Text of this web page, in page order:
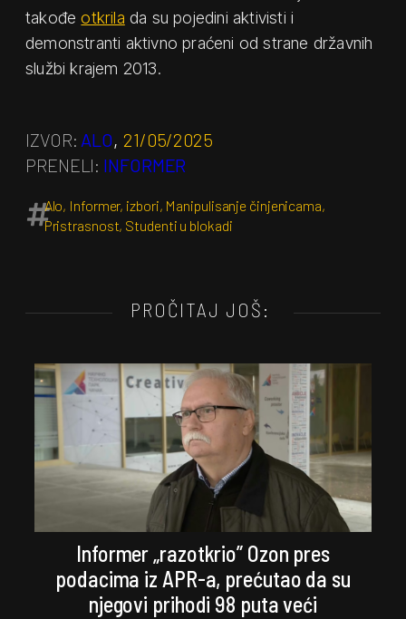
takođeotkrila da su pojedini aktivisti i
demonstranti aktivno praćeni od strane državnih
službi krajem 2013.
IZVOR: ALO, 21/05/2025
PRENELI: INFORMER
Alo, Informer, izbori, Manipulisanje činjenicama,
Pristrasnost, Studenti u blokadi
PROČITAJ JOŠ:
Informer „razotkrio” Ozon pres
podacima iz APR-a, prećutao da su
njegovi prihodi 98 puta veći